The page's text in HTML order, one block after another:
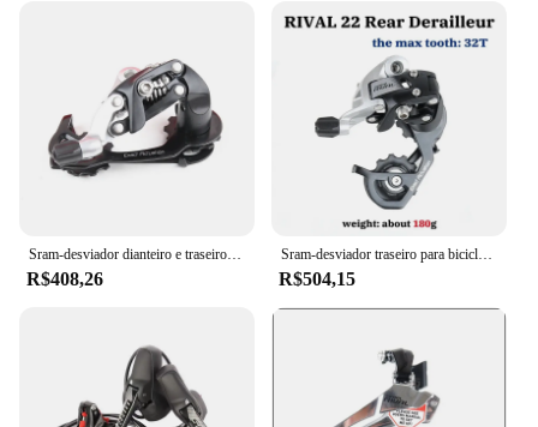
Sram-desviador dianteiro e traseiro, rival 22, velocidade 2x11, 32t max
R$408,26
Sram-desviador traseiro para bicicleta de estrada, bicicleta de estrada, velocidade 2x11, 22v, gaiola curta ou média, ss gs
R$504,15